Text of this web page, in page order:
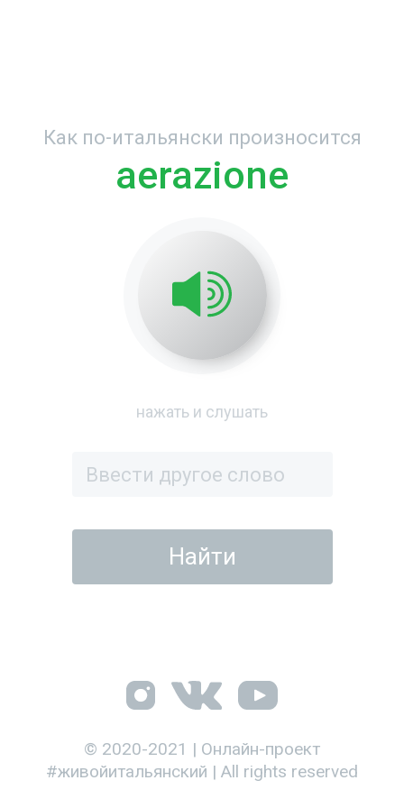
Как по-итальянски произносится
aerazione
нажать и слушать
© 2020-2021 | Онлайн-проект
#живойитальянский | All rights reserved